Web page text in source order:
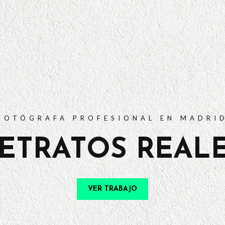
TARIFAS
PREGUNTAS FRECUENTES
CONTACTO
PROFESIONAL EN
VER TRABAJO